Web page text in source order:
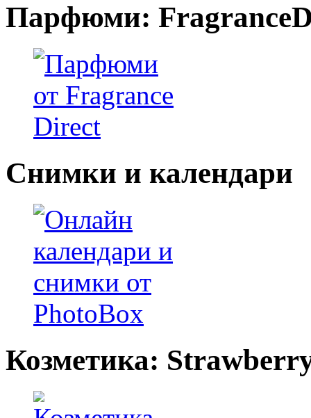
Парфюми:
Снимки и календари
Козметика: